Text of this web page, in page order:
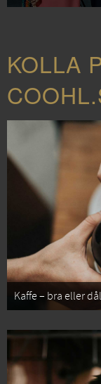
KOLLA
Kaffe – bra eller